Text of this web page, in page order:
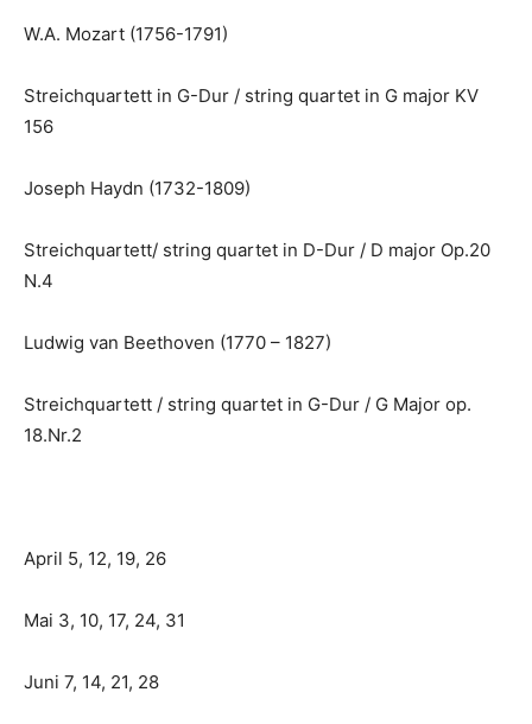
W.A. Mozart (1756-1791)
Streichquartett in G-Dur / string quartet in G major KV
156
Joseph Haydn (1732-1809)
Streichquartett/ string quartet in D-Dur / D major Op.20
N.4
Ludwig van Beethoven (1770 – 1827)
Streichquartett / string quartet in G-Dur / G Major op.
18.Nr.2
April 5, 12, 19, 26
Mai 3, 10, 17, 24, 31
Juni 7, 14, 21, 28